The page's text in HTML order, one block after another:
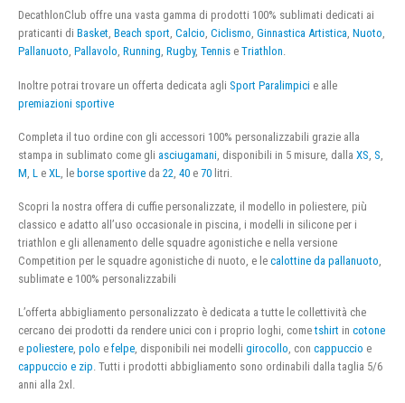
DecathlonClub offre una vasta gamma di prodotti 100% sublimati dedicati ai
praticanti di Basket, Beach sport, Calcio, Ciclismo, Ginnastica Artistica, Nuoto,
Pallanuoto, Pallavolo, Running, Rugby, Tennis e Triathlon.
Inoltre potrai trovare un offerta dedicata agli Sport Paralimpici e alle
premiazioni sportive
Completa il tuo ordine con gli accessori 100% personalizzabili grazie alla
stampa in sublimato come gli asciugamani , disponibili in 5 misure, dalla XS S
M L e XL , le borse sportive da 22 40 e 70 litri.
Scopri la nostra offera di cuffie personalizzate, il modello in poliestere, più
classico e adatto all’uso occasionale in piscina, i modelli in silicone per i
triathlon e gli allenamento delle squadre agonistiche e nella versione
Competition per le squadre agonistiche di nuoto, e le calottine da pallanuoto,
sublimate e 100% personalizzabili
L’offerta abbigliamento personalizzato è dedicata a tutte le collettività che
cercano dei prodotti da rendere unici con i proprio loghi, cometshirt in cotone
e poliestere, polo e felpe, disponibili nei modelli girocollo, con cappuccio e
cappuccio e zip. Tutti i prodotti abbigliamento sono ordinabili dalla taglia 5/6
anni alla 2xl.